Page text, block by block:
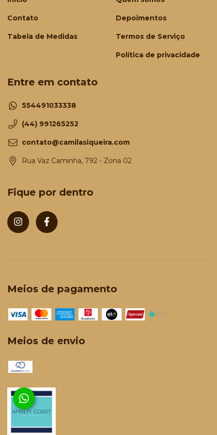
Contato
Tabela de Medidas
Depoimentos
Termos de Serviço
Política de privacidade
Entre em contato
554491033338
(44) 991265252
contato@camilasiqueira.com
Rua Vaz Caminha, 792 - Zona 02
Fique por dentro
Meios de pagamento
Meios de envio